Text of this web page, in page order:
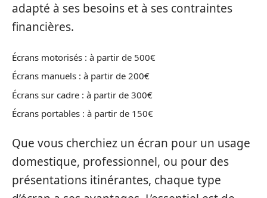
adapté à ses besoins et à ses contraintes
financières.
Écrans motorisés : à partir de 500€
Écrans manuels : à partir de 200€
Écrans sur cadre : à partir de 300€
Écrans portables : à partir de 150€
Que vous cherchiez un écran pour un usage
domestique, professionnel, ou pour des
présentations itinérantes, chaque type